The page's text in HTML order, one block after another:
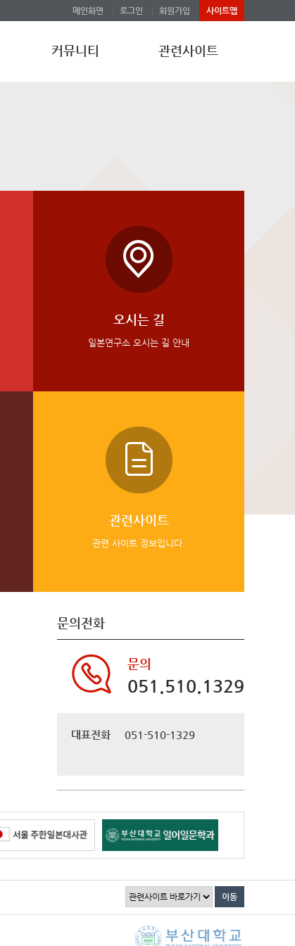
메인화면 로그인 회원가입 사이트맵
커뮤니티 관련사이트
오시는 길
일본연구소 오시는 길 안내
관련사이트
관련 사이트 정보입니다.
문의전화
문의
051.510.1329
대표전화 051-510-1329